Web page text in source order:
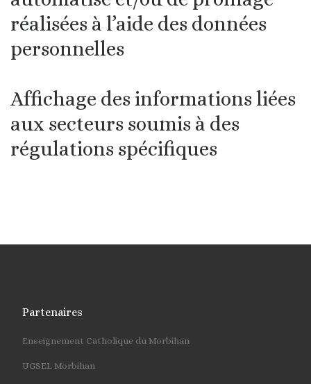
réalisées à l’aide des données
personnelles
Affichage des informations liées
aux secteurs soumis à des
régulations spécifiques
Partenaires
Enseignement Catholique du Morbihan
UGSEL Morbihan